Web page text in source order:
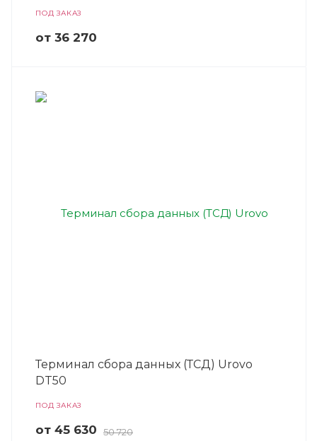
ПОД ЗАКАЗ
от 36 270
Терминал сбора данных (ТСД) Urovo
DT50
ПОД ЗАКАЗ
от 45 630 50 720